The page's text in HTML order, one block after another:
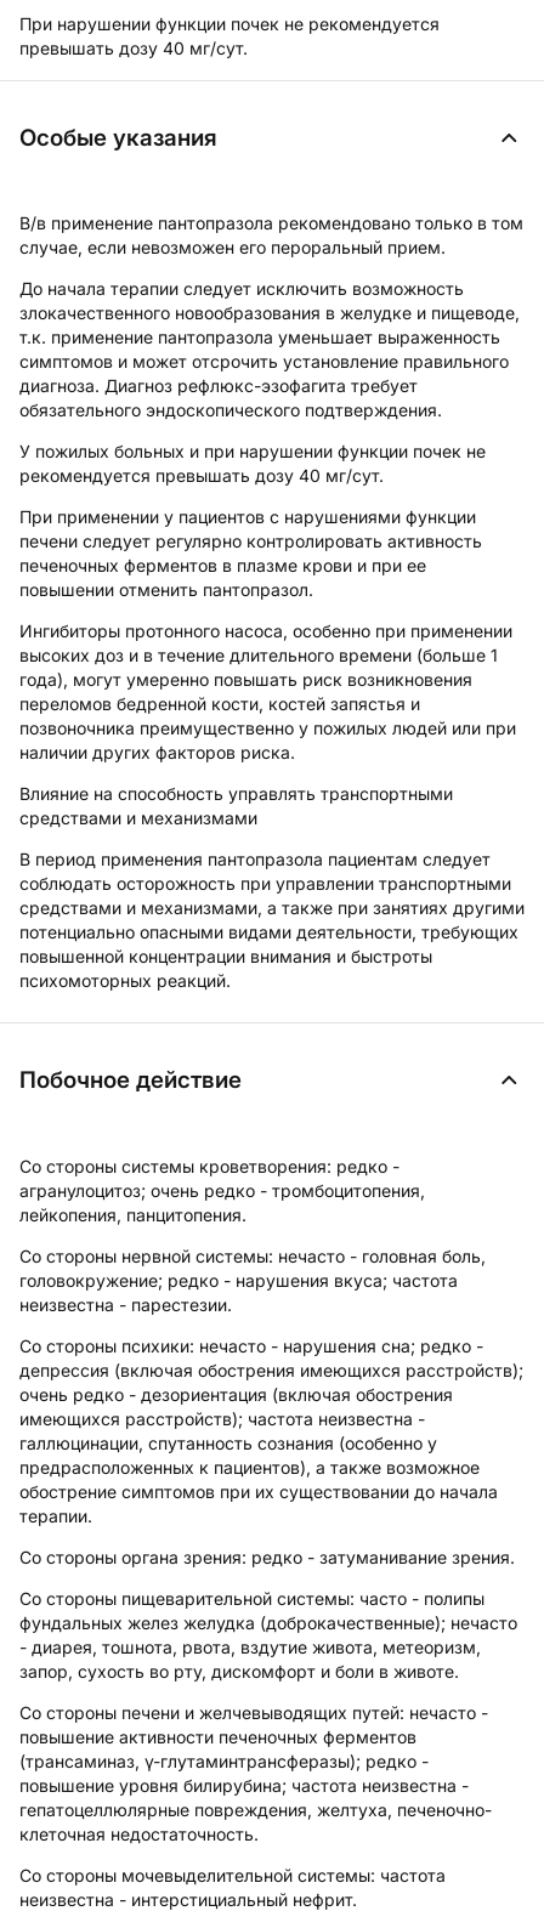
При нарушении функции почек не рекомендуется
превышать дозу 40 мг/сут.
Особые указания
В/в применение пантопразола рекомендовано только в том
случае, если невозможен его пероральный прием.
До начала терапии следует исключить возможность
злокачественного новообразования в желудке и пищеводе,
т.к. применение пантопразола уменьшает выраженность
симптомов и может отсрочить установление правильного
диагноза. Диагноз рефлюкс-эзофагита требует
обязательного эндоскопического подтверждения.
У пожилых больных и при нарушении функции почек не
рекомендуется превышать дозу 40 мг/сут.
При применении у пациентов с нарушениями функции
печени следует регулярно контролировать активность
печеночных ферментов в плазме крови и при ее
повышении отменить пантопразол.
Ингибиторы протонного насоса, особенно при применении
высоких доз и в течение длительного времени (больше 1
года), могут умеренно повышать риск возникновения
переломов бедренной кости, костей запястья и
позвоночника преимущественно у пожилых людей или при
наличии других факторов риска.
Влияние на способность управлять транспортными
средствами и механизмами
В период применения пантопразола пациентам следует
соблюдать осторожность при управлении транспортными
средствами и механизмами, а также при занятиях другими
потенциально опасными видами деятельности, требующих
повышенной концентрации внимания и быстроты
психомоторных реакций.
Побочное действие
Со стороны системы кроветворения: редко -
агранулоцитоз; очень редко - тромбоцитопения,
лейкопения, панцитопения.
Со стороны нервной системы: нечасто - головная боль,
головокружение; редко - нарушения вкуса; частота
неизвестна - парестезии.
Со стороны психики: нечасто - нарушения сна; редко -
депрессия (включая обострения имеющихся расстройств);
очень редко - дезориентация (включая обострения
имеющихся расстройств); частота неизвестна -
галлюцинации, спутанность сознания (особенно у
предрасположенных к пациентов), а также возможное
обострение симптомов при их существовании до начала
терапии.
Со стороны органа зрения: редко - затуманивание зрения.
Со стороны пищеварительной системы: часто - полипы
фундальных желез желудка (доброкачественные); нечасто
- диарея, тошнота, рвота, вздутие живота, метеоризм,
запор, сухость во рту, дискомфорт и боли в животе.
Со стороны печени и желчевыводящих путей: нечасто -
повышение активности печеночных ферментов
(трансаминаз, γ-глутаминтрансферазы); редко -
повышение уровня билирубина; частота неизвестна -
гепатоцеллюлярные повреждения, желтуха, печеночно-
клеточная недостаточность.
Со стороны мочевыделительной системы: частота
неизвестна - интерстициальный нефрит.